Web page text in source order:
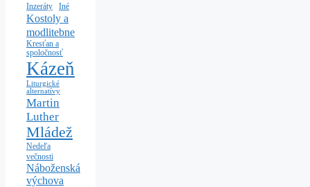
Inzeráty Iné
Kostoly a
modlitebne
Kresťan a
spoločnosť
Kázeň
Liturgické
alternatívy
Martin
Luther
Mládež
Nedeľa
večnosti
Náboženská
výchova